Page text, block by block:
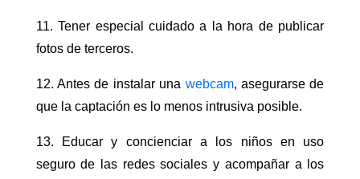
11. Tener especial cuidado a la hora de publicar
fotos de terceros.
12. Antes de instalar una webcam, asegurarse de
que la captación es lo menos intrusiva posible.
13. Educar y concienciar a los niños en uso
seguro de las redes sociales y acompañar a los